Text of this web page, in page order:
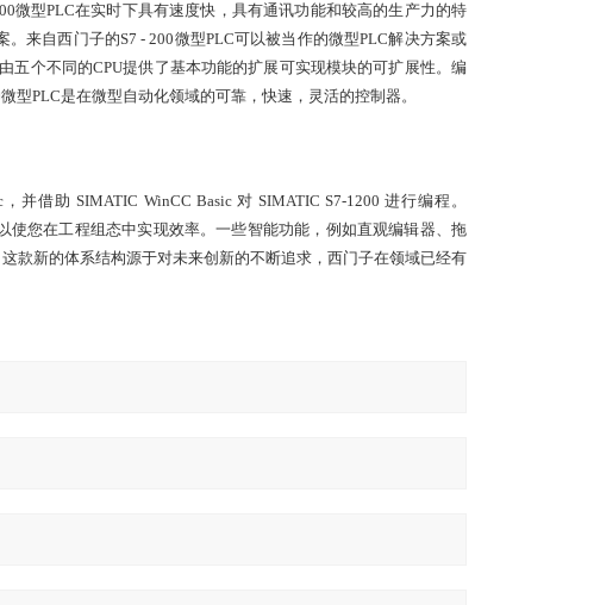
微型PLC在实时下具有速度快，具有通讯功能和较高的生产力的特
来自西门子的S7 - 200微型PLC可以被当作的微型PLC解决方案或
个不同的CPU提供了基本功能的扩展可实现模块的可扩展性。编
型PLC是在微型自动化领域的可靠，快速，灵活的控制器。
借助 SIMATIC WinCC Basic 对 SIMATIC S7-1200 进行编程。
使您在工程组态中实现效率。一些智能功能，例如直观编辑器、拖
款新的体系结构源于对未来创新的不断追求，西门子在领域已经有